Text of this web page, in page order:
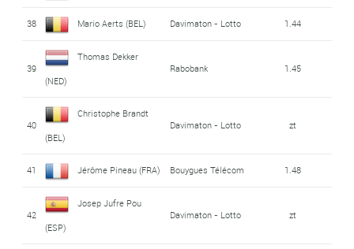
38 Mario Aerts (BEL) Davimaton - Lotto 1.44
39
Thomas Dekker
(NED)
Rabobank 1.45
40
Christophe Brandt
(BEL)
Davimaton - Lotto zt
41 Jérôme Pineau (FRA) Bouygues Télécom 1.48
42
Josep Jufre Pou
(ESP)
Davimaton - Lotto zt